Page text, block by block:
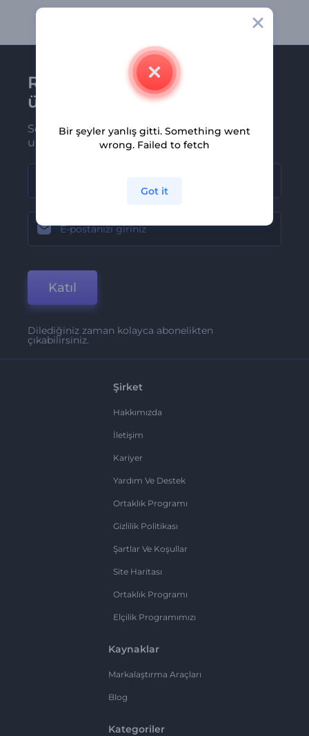
Renderforest bültenine
üye olun
Son haber ve tekliflerimiz ilk olarak size
ulaşsın
Katıl
Dilediğiniz zaman kolayca abonelikten
çıkabilirsiniz.
Şirket
Hakkımızda
İletişim
Kariyer
Yardım Ve Destek
Ortaklık Programı
Gizlilik Politikası
Şartlar Ve Koşullar
Site Haritası
Ortaklık Programı
Elçilik Programımızı
Kaynaklar
Markalaştırma Araçları
Blog
Kategoriler
Bir şeyler yanlış gitti. Something went
wrong. Failed to fetch
Got it